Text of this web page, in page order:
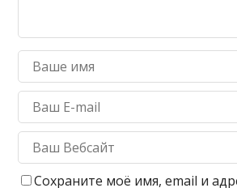
Сохраните моё имя, email и